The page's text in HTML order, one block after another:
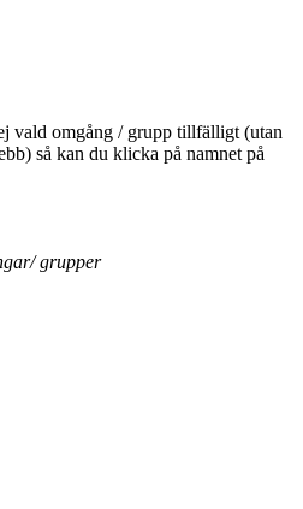
vald omgång / grupp tillfälligt (utan
så kan du klicka på namnet på
grupper